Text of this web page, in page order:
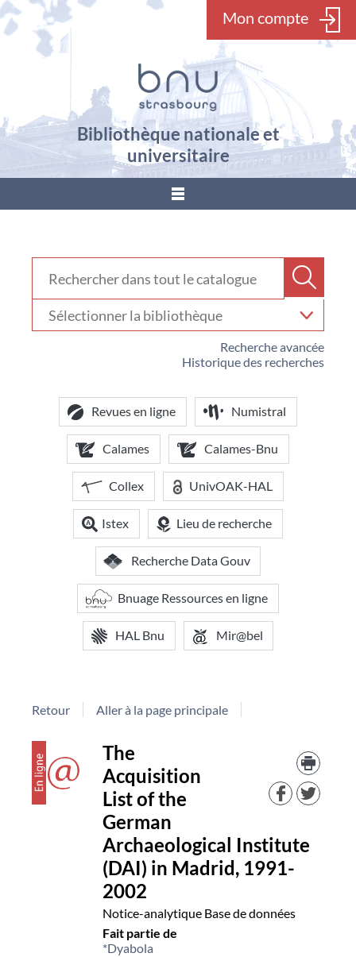
Mon compte
Bibliothèque nationale et
universitaire
???
Recherche avancée
Historique des recherches
votre
bibliothèque
Revues en ligne Numistral
Calames Calames-Bnu
Collex UnivOAK-HAL
Istex Lieu de recherche
Recherche Data Gouv
Bnuage Ressources en ligne
HAL Bnu Mir@bel
Retour Aller à la page principale
Détail
document
The
Acquisition
List of the
German
Archaeological Institute
(DAI) in Madrid, 1991-
2002
Notice-analytique Base de données
Fait partie de
*Dyabola